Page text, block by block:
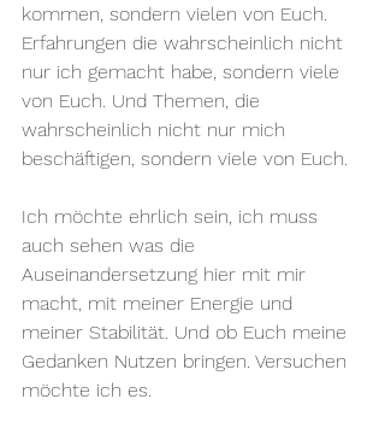
kommen, sondern vielen von Euch.
Erfahrungen die wahrscheinlich nicht
nur ich gemacht habe, sondern viele
von Euch. Und Themen, die
wahrscheinlich nicht nur mich
beschäftigen, sondern viele von Euch.
Ich möchte ehrlich sein, ich muss
auch sehen was die
Auseinandersetzung hier mit mir
macht, mit meiner Energie und
meiner Stabilität. Und ob Euch meine
Gedanken Nutzen bringen. Versuchen
möchte ich es.